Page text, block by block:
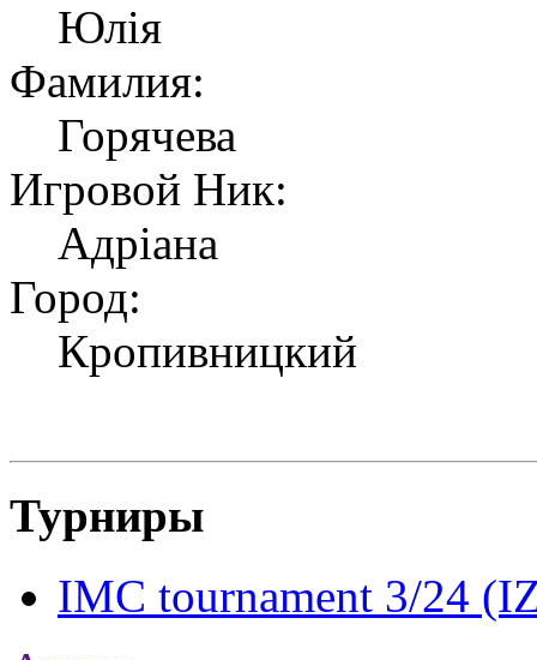
Юлія
Фамилия:
Горячева
Игровой Ник:
Адріана
Город:
Кропивницкий
Турниры
IMC tournament 3/24